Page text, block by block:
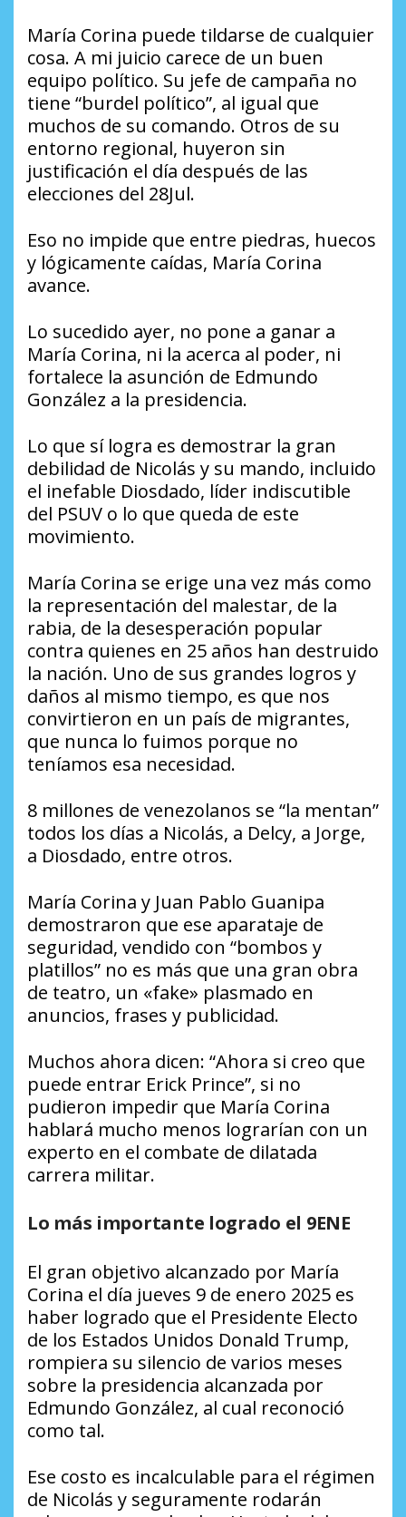
María Corina puede tildarse de cualquier
cosa. A mi juicio carece de un buen
equipo político. Su jefe de campaña no
tiene “burdel político”, al igual que
muchos de su comando. Otros de su
entorno regional, huyeron sin
justificación el día después de las
elecciones del 28Jul.
Eso no impide que entre piedras, huecos
y lógicamente caídas, María Corina
avance.
Lo sucedido ayer, no pone a ganar a
María Corina, ni la acerca al poder, ni
fortalece la asunción de Edmundo
González a la presidencia.
Lo que sí logra es demostrar la gran
debilidad de Nicolás y su mando, incluido
el inefable Diosdado, líder indiscutible
del PSUV o lo que queda de este
movimiento.
María Corina se erige una vez más como
la representación del malestar, de la
rabia, de la desesperación popular
contra quienes en 25 años han destruido
la nación. Uno de sus grandes logros y
daños al mismo tiempo, es que nos
convirtieron en un país de migrantes,
que nunca lo fuimos porque no
teníamos esa necesidad.
8 millones de venezolanos se “la mentan”
todos los días a Nicolás, a Delcy, a Jorge,
a Diosdado, entre otros.
María Corina y Juan Pablo Guanipa
demostraron que ese aparataje de
seguridad, vendido con “bombos y
platillos” no es más que una gran obra
de teatro, un «fake» plasmado en
anuncios, frases y publicidad.
Muchos ahora dicen: “Ahora si creo que
puede entrar Erick Prince”, si no
pudieron impedir que María Corina
hablará mucho menos lograrían con un
experto en el combate de dilatada
carrera militar.
Lo más importante logrado el 9ENE
El gran objetivo alcanzado por María
Corina el día jueves 9 de enero 2025 es
haber logrado que el Presidente Electo
de los Estados Unidos Donald Trump,
rompiera su silencio de varios meses
sobre la presidencia alcanzada por
Edmundo González, al cual reconoció
como tal.
Ese costo es incalculable para el régimen
de Nicolás y seguramente rodarán